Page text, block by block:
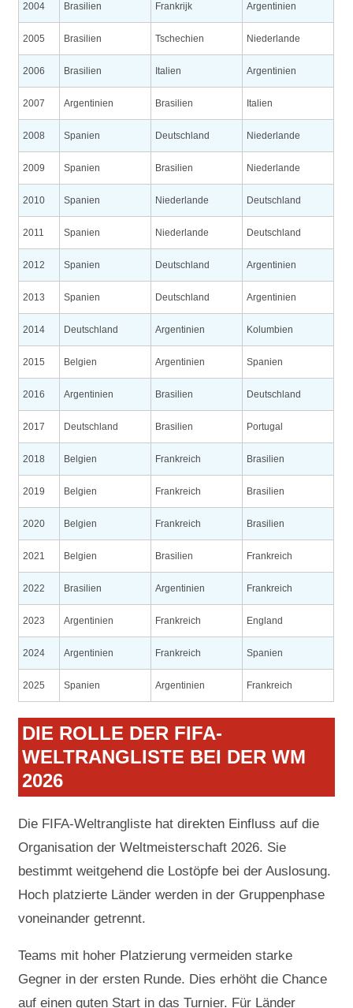
2004 Brasilien Frankrijk Argentinien
2005 Brasilien Tschechien Niederlande
2006 Brasilien Italien Argentinien
2007 Argentinien Brasilien Italien
2008 Spanien Deutschland Niederlande
2009 Spanien Brasilien Niederlande
2010 Spanien Niederlande Deutschland
2011 Spanien Niederlande Deutschland
2012 Spanien Deutschland Argentinien
2013 Spanien Deutschland Argentinien
2014 Deutschland Argentinien Kolumbien
2015 Belgien Argentinien Spanien
2016 Argentinien Brasilien Deutschland
2017 Deutschland Brasilien Portugal
2018 Belgien Frankreich Brasilien
2019 Belgien Frankreich Brasilien
2020 Belgien Frankreich Brasilien
2021 Belgien Brasilien Frankreich
2022 Brasilien Argentinien Frankreich
2023 Argentinien Frankreich England
2024 Argentinien Frankreich Spanien
2025 Spanien Argentinien Frankreich
DIE ROLLE DER FIFA-
WELTRANGLISTE BEI DER WM
2026
Die FIFA-Weltrangliste hat direkten Einfluss auf die
Organisation der Weltmeisterschaft 2026. Sie
bestimmt weitgehend die Lostöpfe bei der Auslosung.
Hoch platzierte Länder werden in der Gruppenphase
voneinander getrennt.
Teams mit hoher Platzierung vermeiden starke
Gegner in der ersten Runde. Dies erhöht die Chance
auf einen guten Start in das Turnier. Für Länder